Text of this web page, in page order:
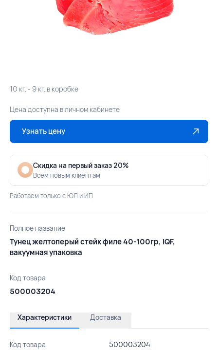
10 кг. - 9 кг. в коробке
Цена доступна в личном кабинете
Узнать цену
Скидка на первый заказ 20%
Всем новым клиентам
Работаем только с ЮЛ и ИП
Полное название
Тунец желтоперый стейк филе 40-100гр, IQF,
вакуумная упаковка
Код товара
500003204
Характеристики Доставка
Код товара 500003204